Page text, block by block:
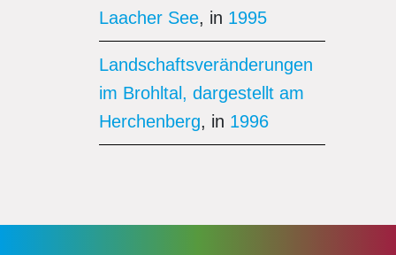
Laacher See, in 1995
Landschaftsveränderungen
im Brohltal, dargestellt am
Herchenberg, in 1996